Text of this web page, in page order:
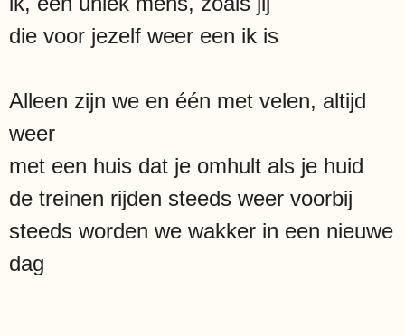
die voor jezelf weer een ik is
Alleen zijn we en één met velen, altijd
weer
met een huis dat je omhult als je huid
de treinen rijden steeds weer voorbij
steeds worden we wakker in een nieuwe
dag